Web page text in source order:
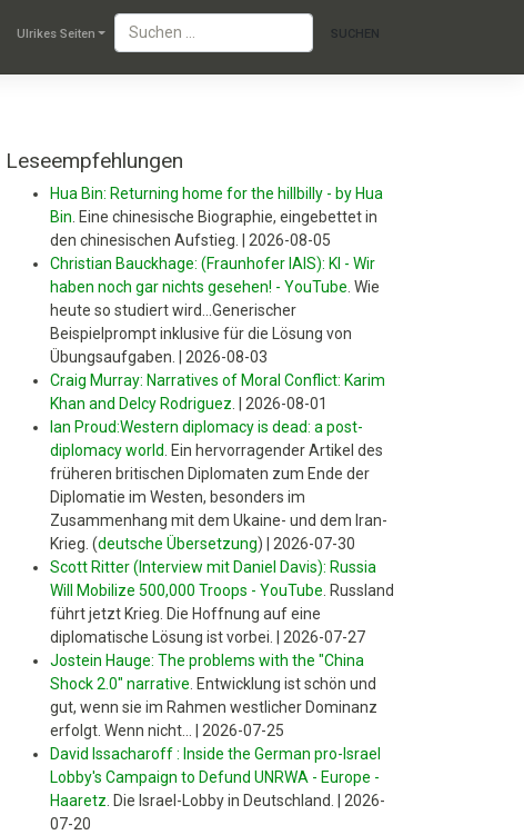
Ulrikes Seiten
Leseempfehlungen
Hua Bin: Returning home for the hillbilly - by Hua
Bin Eine chinesische Biographie, eingebettet in
den chinesischen Aufstieg.
2026-08-05
Christian Bauckhage: (Fraunhofer IAIS): KI - Wir
haben noch gar nichts gesehen! - YouTube Wie
heute so studiert wird...Generischer
Beispielprompt inklusive für die Lösung von
Übungsaufgaben.
2026-08-03
Craig Murray: Narratives of Moral Conflict: Karim
Khan and Delcy Rodriguez
2026-08-01
Ian Proud:Western diplomacy is dead: a post-
diplomacy world
Ein hervorragender Artikel des
früheren britischen Diplomaten zum Ende der
Diplomatie im Westen, besonders im
Zusammenhang mit dem Ukaine- und dem Iran-
Krieg. (deutsche Übersetzung)
2026-07-30
Scott Ritter (Interview mit Daniel Davis): Russia
Will Mobilize 500,000 Troops - YouTube Russland
führt jetzt Krieg. Die Hoffnung auf eine
diplomatische Lösung ist vorbei.
2026-07-27
Jostein Hauge: The problems with the "China
Shock 2.0" narrative Entwicklung ist schön und
gut, wenn sie im Rahmen westlicher Dominanz
erfolgt. Wenn nicht...
2026-07-25
David Issacharoff : Inside the German pro-Israel
Lobby's Campaign to Defund UNRWA - Europe -
Haaretz Die Israel-Lobby in Deutschland.
2026-
07-20